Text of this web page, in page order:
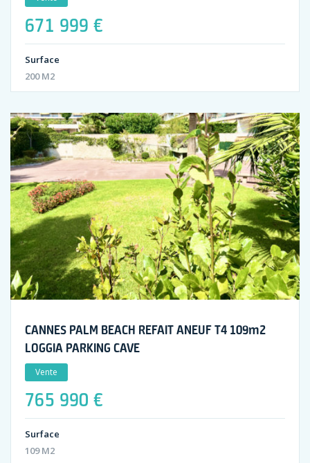
671 999 €
Surface
200 M2
CANNES PALM BEACH REFAIT ANEUF T4 109m2
LOGGIA PARKING CAVE
Vente
765 990 €
Surface
109 M2